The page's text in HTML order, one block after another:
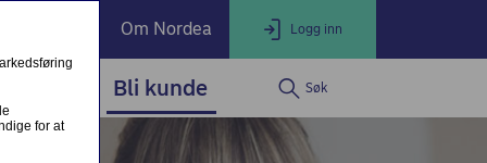
Om Nordea Logg inn
INN
Bli kunde Søk
for at